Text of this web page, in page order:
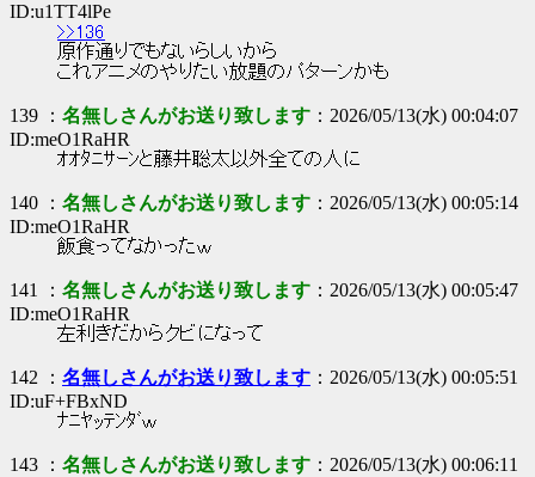
ID:u1TT4lPe
>>136
原作通りでもないらしいから
これアニメのやりたい放題のパターンかも
139 ： 名無しさんがお送り致します ：2026/05/13(水) 00:04:07
ID:meO1RaHR
ｵｵﾀﾆｻｰﾝと藤井聡太以外全ての人に
140 ： 名無しさんがお送り致します ：2026/05/13(水) 00:05:14
ID:meO1RaHR
飯食ってなかったｗ
141 ： 名無しさんがお送り致します ：2026/05/13(水) 00:05:47
ID:meO1RaHR
左利きだからクビになって
142 ： 名無しさんがお送り致します ：2026/05/13(水) 00:05:51
ID:uF+FBxND
ﾅﾆﾔｯﾃﾝﾀﾞｗ
143 ： 名無しさんがお送り致します ：2026/05/13(水) 00:06:11